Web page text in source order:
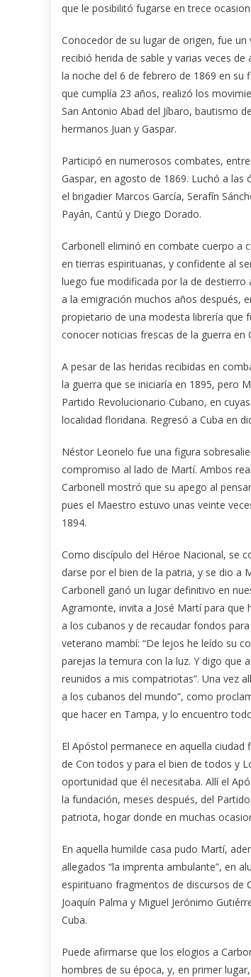
que le posibilitó fugarse en trece
Conocedor de su lugar de origen, fue
recibió herida de sable y varias veces
la noche del 6 de febrero de 1869 en su
que cumplía 23 años, realizó los
San Antonio Abad del Jíbaro, bautismo
hermanos Juan y Gaspar.
Participó en numerosos combates,
Gaspar, en agosto de 1869. Luchó a
el brigadier Marcos García, Serafín
Payán, Cantú y Diego Dorado.
Carbonell eliminó en combate cuerpo a
en tierras espirituanas, y confidente al
luego fue modificada por la de destierro
a la emigración muchos años después,
propietario de una modesta librería que
conocer noticias frescas de la guerra en
A pesar de las heridas recibidas en
la guerra que se iniciaría en 1895, pero
Partido Revolucionario Cubano, en
localidad floridana. Regresó a Cuba en
Néstor Leonelo fue una figura
compromiso al lado de Martí. Ambos
Carbonell mostró que su apego al
pues el Maestro estuvo unas veinte
1894.
Como discípulo del Héroe Nacional, se
darse por el bien de la patria, y se dio a
Carbonell ganó un lugar definitivo en
Agramonte, invita a José Martí para
a los cubanos y de recaudar fondos
veterano mambí: “De lejos he leído su
parejas la ternura con la luz. Y digo que
reunidos a mis compatriotas”. Una vez
a los cubanos del mundo”, como
que hacer en Tampa, y lo encuentro
El Apóstol permanece en aquella
de Con todos y para el bien de todos y
oportunidad que él necesitaba. Allí el
la fundación, meses después, del
patriota, hogar donde en muchas
En aquella humilde casa pudo Martí,
allegados “la imprenta ambulante”, en
espirituano fragmentos de discursos de
Joaquín Palma y Miguel Jerónimo
Cuba.
Puede afirmarse que los elogios a
hombres de su época, y, en primer